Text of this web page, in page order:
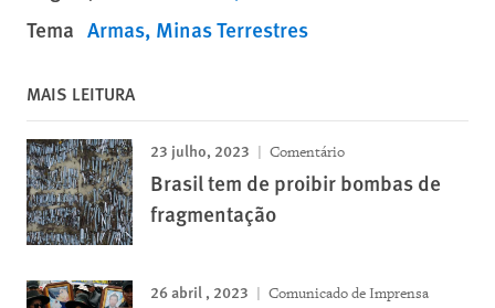
Tema Armas Minas Terrestres
MAIS LEITURA
23 julho, 2023 Comentário
Brasil tem de proibir bombas de
fragmentação
26 abril , 2023 Comunicado de Imprensa